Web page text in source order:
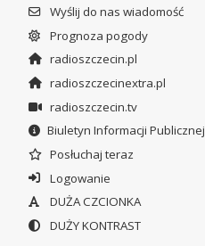
Wyślij do nas wiadomość
Prognoza pogody
radioszczecin.pl
radioszczecinextra.pl
radioszczecin.tv
Biuletyn Informacji Publicznej
Posłuchaj teraz
Logowanie
DUŻA CZCIONKA
DUŻY KONTRAST